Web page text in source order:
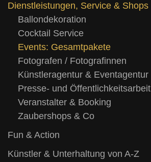
Dienstleistungen, Service & Shops
Ballondekoration
Cocktail Service
Events: Gesamtpakete
Fotografen / Fotografinnen
Künstleragentur & Eventagentur
Presse- und Öffentlichkeitsarbeit
Veranstalter & Booking
Zaubershops & Co
Fun & Action
Künstler & Unterhaltung von A-Z